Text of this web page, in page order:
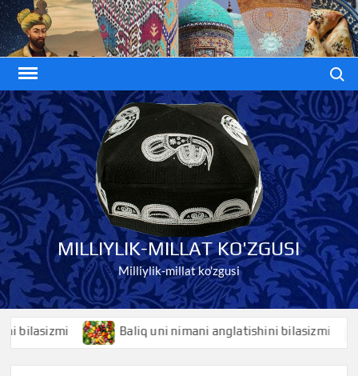
Skip
to
content
MILLIYLIK-MILLAT KO'ZGUSI
Milliylik-millat ko'zgusi
Baliq uni nimani anglatishini bilasizmi